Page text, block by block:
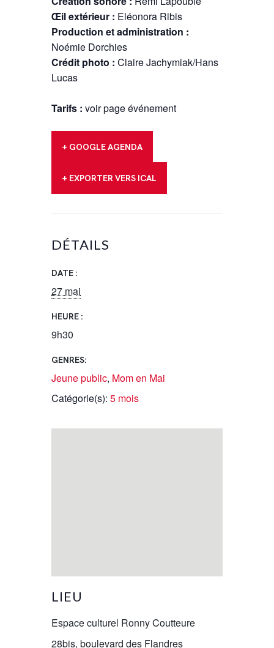
Œil extérieur : Eléonora Ribis
Production et administration :
Noémie Dorchies
Crédit photo : Claire Jachymiak/Hans
Lucas
Tarifs : voir page événement
+ GOOGLE AGENDA
+ EXPORTER VERS ICAL
DÉTAILS
DATE :
27 mai
HEURE :
9h30
GENRES:
Jeune public, Mom en Mai
Catégorie(s): 5 mois
LIEU
Espace culturel Ronny Coutteure
28bis, boulevard des Flandres